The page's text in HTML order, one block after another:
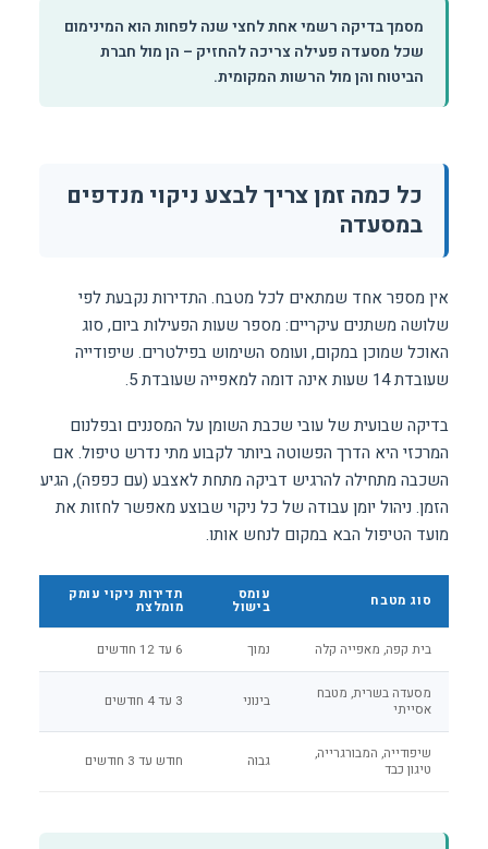
מסמך בדיקה רשמי אחת לחצי שנה לפחות הוא המינימום
שכל מסעדה פעילה צריכה להחזיק – הן מול חברת
הביטוח והן מול הרשות המקומית.
כל כמה זמן צריך לבצע ניקוי מנדפים
במסעדה
אין מספר אחד שמתאים לכל מטבח. התדירות נקבעת לפי
שלושה משתנים עיקריים: מספר שעות הפעילות ביום, סוג
האוכל שמוכן במקום, ועומס השימוש בפילטרים. שיפודייה
שעובדת 14 שעות אינה דומה למאפייה שעובדת 5.
בדיקה שבועית של עובי שכבת השומן על המסננים ובפלנום
המרכזי היא הדרך הפשוטה ביותר לקבוע מתי נדרש טיפול. אם
השכבה מתחילה להרגיש דביקה מתחת לאצבע (עם כפפה), הגיע
הזמן. ניהול יומן עבודה של כל ניקוי שבוצע מאפשר לחזות את
מועד הטיפול הבא במקום לנחש אותו.
סוג מטבח עומס
בישול
תדירות ניקוי עומק
מומלצת
בית קפה, מאפייה קלה נמוך 6 עד 12 חודשים
מסעדה בשרית, מטבח
אסייתי
בינוני 3 עד 4 חודשים
שיפודייה, המבורגרייה,
טיגון כבד
גבוה חודש עד 3 חודשים